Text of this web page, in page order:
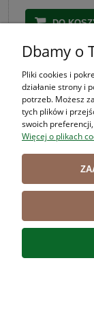
DO
Przyprawa do
Dbamy o
Pliki cookies i
działanie strony i
potrzeb. Możesz
tych plików i
swoich
Więcej o plikach